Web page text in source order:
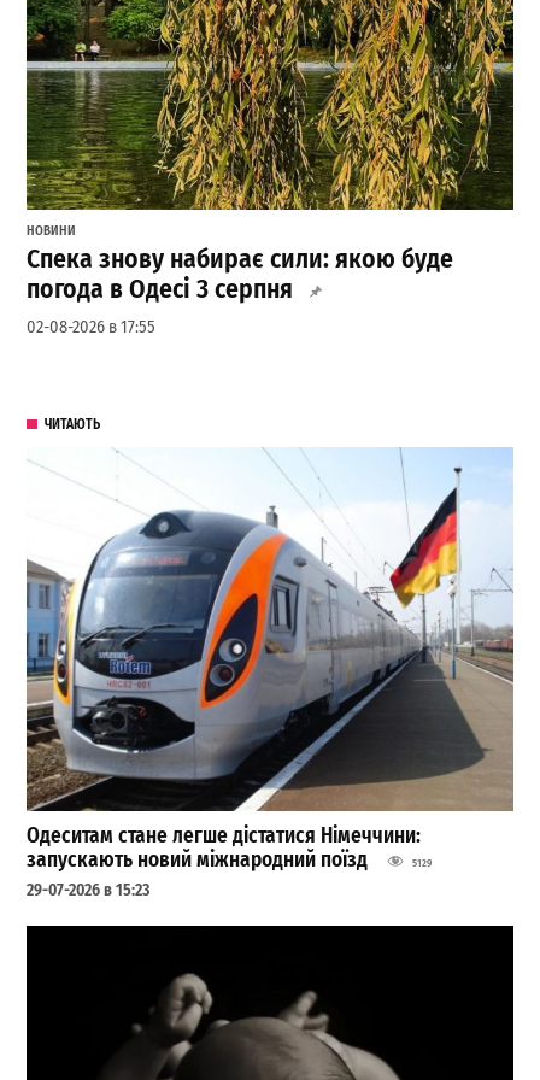
НОВИНИ
Спека знову набирає сили: якою буде
погода в Одесі 3 серпня
02-08-2026 в 17:55
ЧИТАЮТЬ
Одеситам стане легше дістатися Німеччини:
запускають новий міжнародний поїзд
5129
29-07-2026 в 15:23